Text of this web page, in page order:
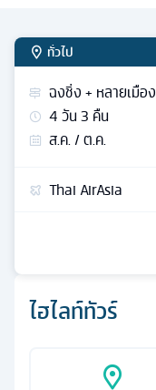
ไฮไลท์ทัวร์
ทั่วไป
ฉงชิ่ง + หลายเมือง
4วัน3 คืน
ส.ค. / ต.ค.
Thai AirAsia